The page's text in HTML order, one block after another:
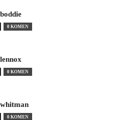
0 KOMEN
0 KOMEN
0 KOMEN